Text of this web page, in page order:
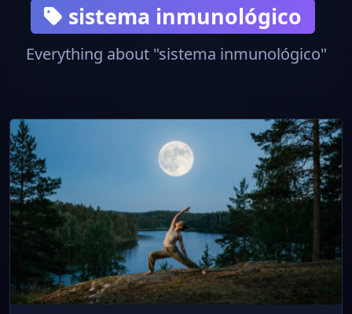
sistema inmunológico
Everything about "sistema inmunológico"